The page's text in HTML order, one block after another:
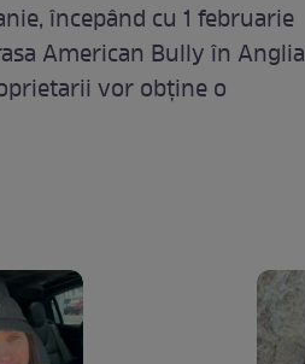
începând cu 1 februarie
American Bully în Anglia
vor obține o